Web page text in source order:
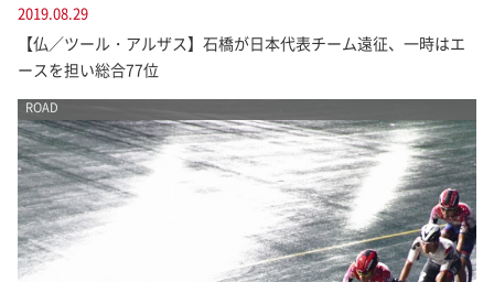
2019.08.29
【仏／ツール・アルザス】石橋が日本代表チーム遠征、一時はエ
ースを担い総合77位
ROAD